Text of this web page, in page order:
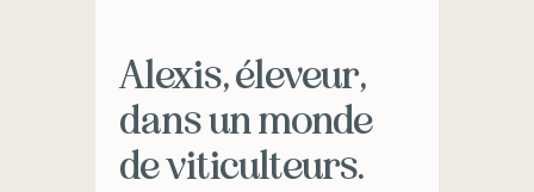
Alexis, éleveur,
dans un monde
de viticulteurs.